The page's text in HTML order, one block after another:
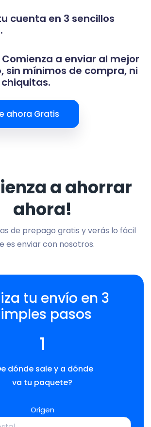
cuenta en 3 sencillos
Comienza a enviar al mejor
sin mínimos de compra, ni
ahora Gratis
a ahorrar
ahora!
de prepago gratis y verás lo fácil
es enviar con nosotros.
tu envío en 3
pasos
1
dónde sale y a dónde
va tu paquete?
Origen